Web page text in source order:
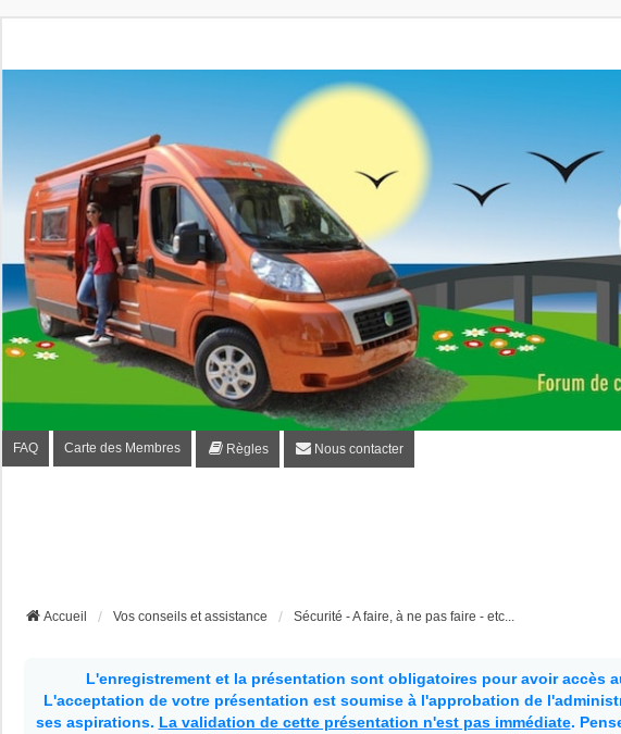
Fourgon-plaisir.com
Forum de conseils et d'entraide des utilisateurs de fourgons, fourgons
FAQ Carte des Membres Règles Nous contacter
Accueil Vos conseils et assistance Sécurité - A faire, à ne pas faire - etc...
L'enregistrement et la présentation sont obligatoires pour avoir accès
L'acceptation de votre présentation est soumise à l'approbation de
ses aspirations. La validation de cette présentation n'est pas immédiate.